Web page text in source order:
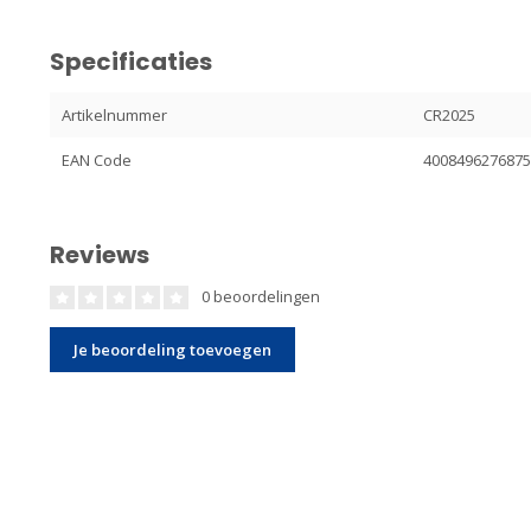
Specificaties
Artikelnummer CR2025
EAN Code 4008496276875
Reviews
0 beoordelingen
Je beoordeling toevoegen